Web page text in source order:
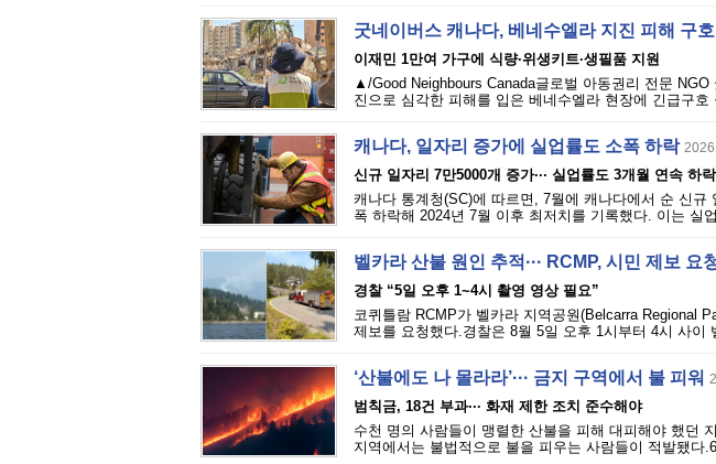
굿네이버스 캐나다, 베네수엘라 지진 피해 구호
이재민 1만여 가구에 식량·위생키트·생필품 지원
▲/Good Neighbours Canada글로벌 아동권리 전문
진으로 심각한 피해를 입은 베네수엘라 현장에 긴급구
캐나다, 일자리 증가에 실업률도 소폭 하락
신규 일자리 7만5000개 증가··· 실업률도 3개월 연속 하락
캐나다 통계청(SC)에 따르면, 7월에 캐나다에서 순 신
폭 하락해 2024년 7월 이후 최저치를 기록했다. 이는 실
벨카라 산불 원인 추적··· RCMP, 시민 제보 요
경찰 “5일 오후 1~4시 촬영 영상 필요”
코퀴틀람 RCMP가 벨카라 지역공원(Belcarra Regional
제보를 요청했다.경찰은 8월 5일 오후 1시부터 4시 사이
‘산불에도 나 몰라라’··· 금지 구역에서 불 피워
범칙금, 18건 부과··· 화재 제한 조치 준수해야
수천 명의 사람들이 맹렬한 산불을 피해 대피해야 했던
지역에서는 불법적으로 불을 피우는 사람들이 적발됐다